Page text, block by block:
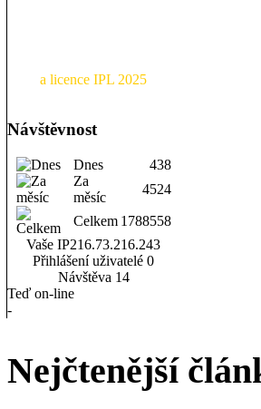
a licence IPL 2025
Návštěvnost
Dnes
438
Za
měsíc
4524
Celkem 1788558
Vaše IP216.73.216.243
Přihlášení uživatelé 0
Návštěva 14
Teď on-line
-
Nejčtenější